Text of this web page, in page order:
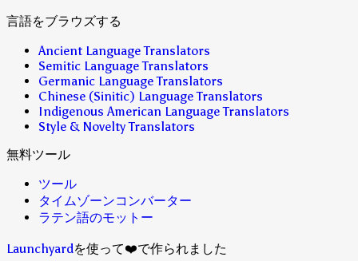
言語をブラウズする
Ancient Language Translators
Semitic Language Translators
Germanic Language Translators
Chinese (Sinitic) Language Translators
Indigenous American Language Translators
Style & Novelty Translators
無料ツール
ツール
タイムゾーンコンバーター
ラテン語のモットー
Launchyardを使って❤️で作られました